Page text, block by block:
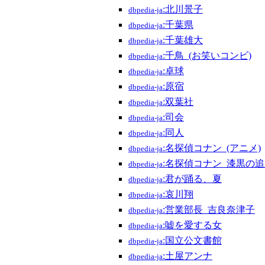
dbpedia-ja:北川景子
dbpedia-ja:千葉県
dbpedia-ja:千葉雄大
dbpedia-ja:千鳥_(お笑いコンビ)
dbpedia-ja:卓球
dbpedia-ja:原宿
dbpedia-ja:双葉社
dbpedia-ja:司会
dbpedia-ja:同人
dbpedia-ja:名探偵コナン_(アニメ)
dbpedia-ja:名探偵コナン_漆黒の
dbpedia-ja:君が踊る、夏
dbpedia-ja:哀川翔
dbpedia-ja:営業部長_吉良奈津子
dbpedia-ja:嘘を愛する女
dbpedia-ja:国立公文書館
dbpedia-ja:土屋アンナ